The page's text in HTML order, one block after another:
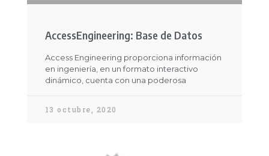
AccessEngineering: Base de Datos
Access Engineering proporciona información
en ingeniería, en un formato interactivo
dinámico, cuenta con una poderosa
13 octubre, 2020